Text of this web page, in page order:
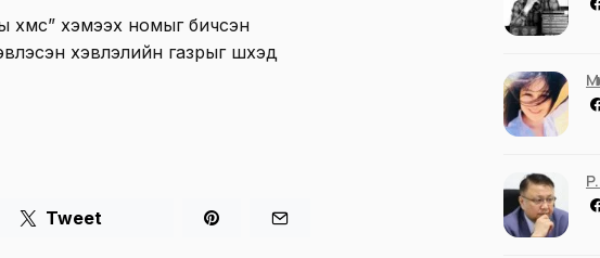
хэмээх номыг бичсэн
хэвлэлийн газрыг шүүхэд
Tweet